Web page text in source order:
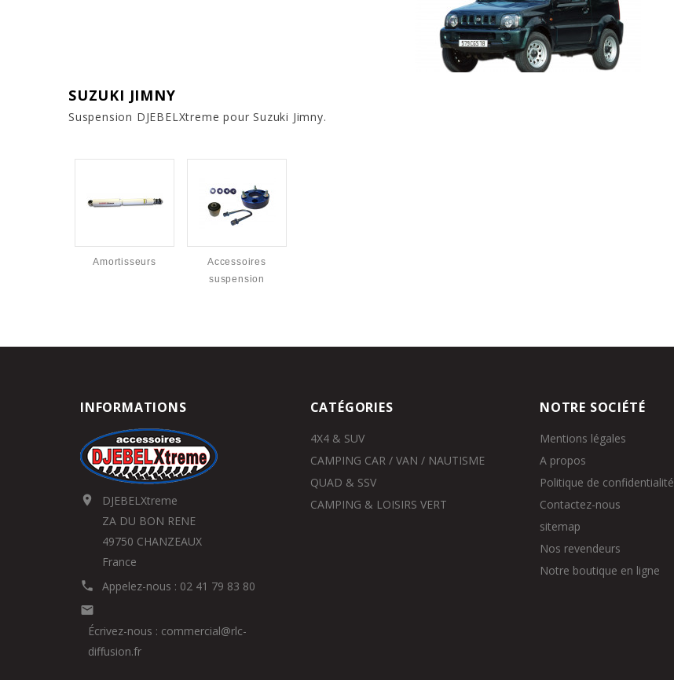
SUZUKI JIMNY
Suspension DJEBELXtreme pour Suzuki Jimny.
Amortisseurs
Accessoires
suspension
INFORMATIONS

DJEBELXtreme
ZA DU BON RENE
49750 CHANZEAUX
France
 Appelez-nous : 02 41 79 83 80

Écrivez-nous : commercial@rlc-
diffusion.fr
CATÉGORIES
4X4 & SUV
CAMPING CAR / VAN / NAUTISME
QUAD & SSV
CAMPING & LOISIRS VERT
NOTRE SOCIÉTÉ
Mentions légales
A propos
Politique de confidentialité
Contactez-nous
sitemap
Nos revendeurs
Notre boutique en ligne